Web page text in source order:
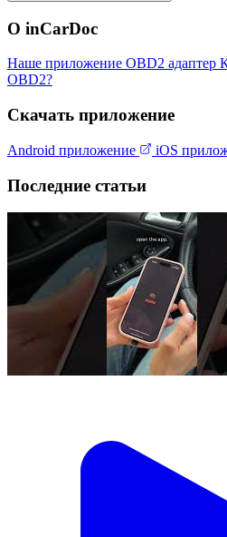
О inCarDoc
Наше приложение OBD2 адаптер
OBD2?
Скачать приложение
Android приложение iOS
Последние статьи